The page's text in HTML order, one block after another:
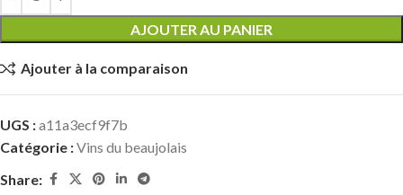
AJOUTER AU PANIER
Ajouter à la comparaison
UGS :a11a3ecf9f7b
Catégorie :Vins du beaujolais
Share: